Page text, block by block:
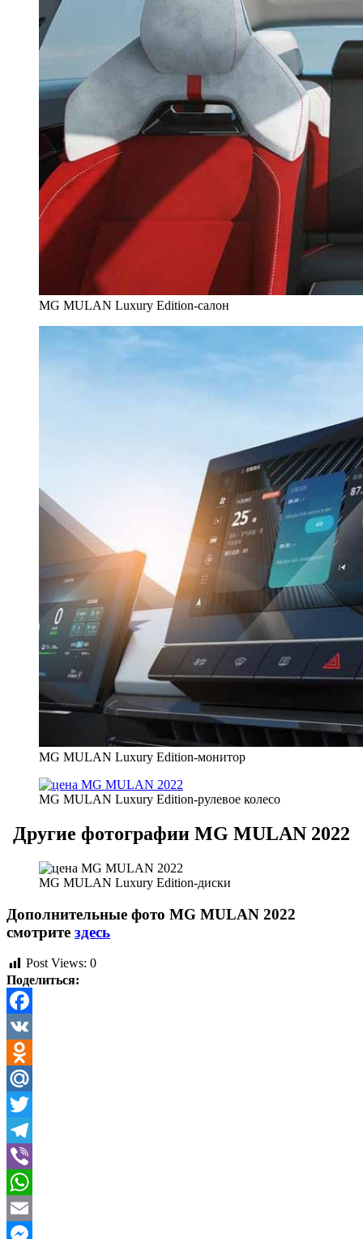
MG MULAN Luxury Edition-салон
MG MULAN Luxury Edition-монитор
MG MULAN Luxury Edition-рулевое колесо
Другие фотографии MG MULAN 2022
MG MULAN Luxury Edition-диски
Дополнительные фото MG MULAN 2022
смотрите здесь
Post Views: 0
Поделиться:
Facebook
VK
Odnoklassniki
Mail.Ru
Twitter
Telegram
Viber
WhatsApp
Email